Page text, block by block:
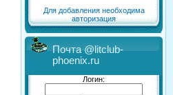
Для добавления необходима
авторизация
Почта @litclub-
phoenix.ru
Логин: